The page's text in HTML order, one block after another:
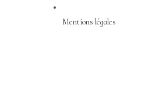
Mentions légales